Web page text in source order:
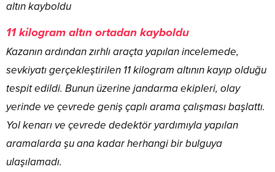
11 kilogram altın ortadan kayboldu
Kazanın ardından zırhlı araçta yapılan incelemede,
sevkiyatı gerçekleştirilen 11 kilogram altının kayıp olduğu
tespit edildi. Bunun üzerine jandarma ekipleri, olay
yerinde ve çevrede geniş çaplı arama çalışması başlattı.
Yol kenarı ve çevrede dedektör yardımıyla yapılan
aramalarda şu ana kadar herhangi bir bulguya
ulaşılamadı.